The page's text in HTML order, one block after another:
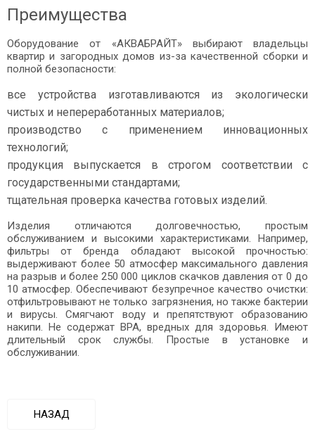
Преимущества
Оборудование от «АКВАБРАЙТ» выбирают владельцы
квартир и загородных домов из-за качественной сборки и
полной безопасности:
все устройства изготавливаются из экологически
чистых и непереработанных материалов;
производство с применением инновационных
технологий;
продукция выпускается в строгом соответствии с
государственными стандартами;
тщательная проверка качества готовых изделий.
Изделия отличаются долговечностью, простым
обслуживанием и высокими характеристиками. Например,
фильтры от бренда обладают высокой прочностью:
выдерживают более 50 атмосфер максимального давления
на разрыв и более 250 000 циклов скачков давления от 0 до
10 атмосфер. Обеспечивают безупречное качество очистки:
отфильтровывают не только загрязнения, но также бактерии
и вирусы. Смягчают воду и препятствуют образованию
накипи. Не содержат BPA, вредных для здоровья. Имеют
длительный срок службы. Простые в установке и
обслуживании.
НАЗАД